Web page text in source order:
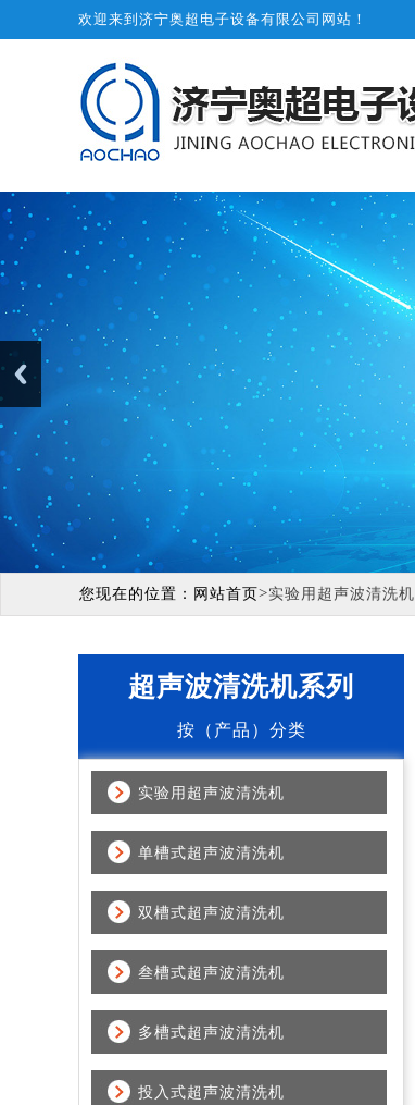
欢迎来到济宁奥超电子设备有限公司网站！
您现在的位置： 网站首页>实验用超声波清洗机
超声波清洗机系列
按（产品）分类
实验用超声波清洗机
单槽式超声波清洗机
双槽式超声波清洗机
叁槽式超声波清洗机
多槽式超声波清洗机
投入式超声波清洗机